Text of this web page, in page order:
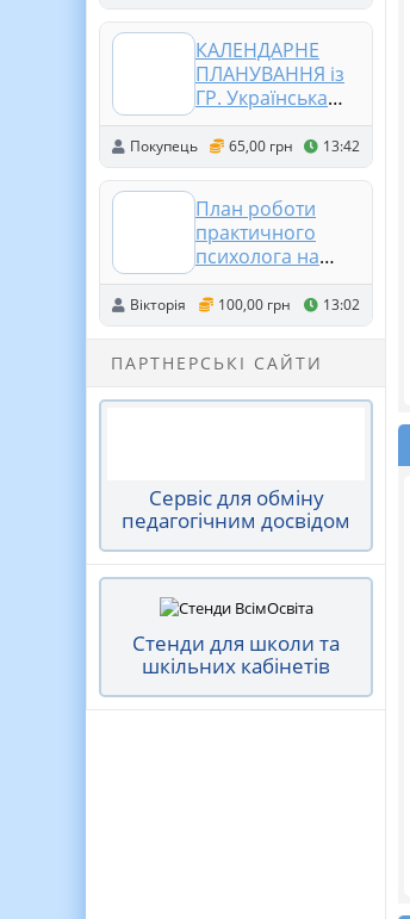
КАЛЕНДАРНЕ
ПЛАНУВАННЯ із
ГР. Українська
мова 9 кл.НУШ.
АВРАМЕНКО О.М.
(105 год /3 год на
Покупець 65,00 грн 13:42
План роботи
практичного
психолога на
2026 /2027
навчальний рік
Вікторія 100,00 грн 13:02
ПАРТНЕРСЬКІ САЙТИ
Сервіс для обміну
педагогічним досвідом
Стенди для школи та
шкільних кабінетів